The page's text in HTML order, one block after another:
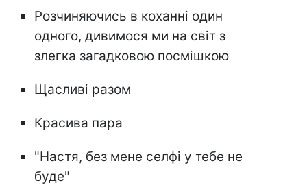
Розчиняючись в коханні один
одного, дивимося ми на світ з
злегка загадковою посмішкою
Щасливі разом
Красива пара
"Настя, без мене селфі у тебе не
буде"